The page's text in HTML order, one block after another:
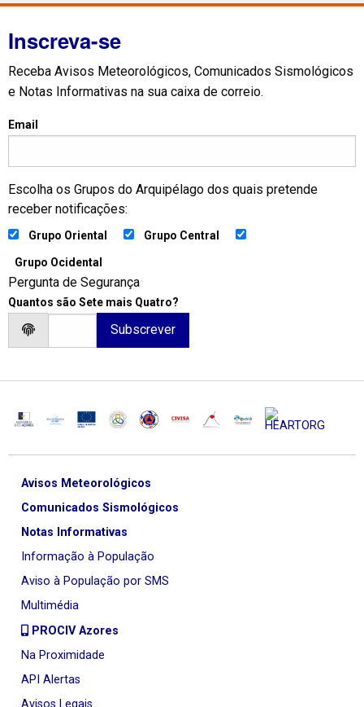
Inscreva-se
Receba Avisos Meteorológicos, Comunicados Sismológicos
e Notas Informativas na sua caixa de correio.
Email
Escolha os Grupos do Arquipélago dos quais pretende
receber notificações:
Grupo Oriental Grupo Central
Grupo Ocidental
Pergunta de Segurança
Quantos são Sete mais Quatro?
Avisos Meteorológicos
Comunicados Sismológicos
Notas Informativas
Informação à População
Aviso à População por SMS
Multimédia
PROCIV Azores
Na Proximidade
API Alertas
Avisos Legais